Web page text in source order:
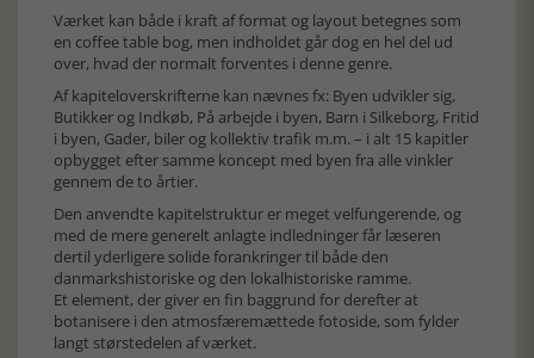
Værket kan både i kraft af format og layout betegnes som
en coffee table bog, men indholdet går dog en hel del ud
over, hvad der normalt forventes i denne genre.
Af kapiteloverskrifterne kan nævnes fx: Byen udvikler sig,
Butikker og Indkøb, På arbejde i byen, Barn i Silkeborg, Fritid
i byen, Gader, biler og kollektiv trafik m.m. – i alt 15 kapitler
opbygget efter samme koncept med byen fra alle vinkler
gennem de to årtier.
Den anvendte kapitelstruktur er meget velfungerende, og
med de mere generelt anlagte indledninger får læseren
dertil yderligere solide forankringer til både den
danmarkshistoriske og den lokalhistoriske ramme.
Et element, der giver en fin baggrund for derefter at
botanisere i den atmosfæremættede fotoside, som fylder
langt størstedelen af værket.